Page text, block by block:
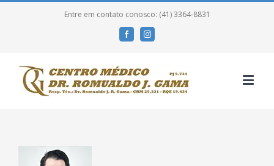
Entre em contato conosco: (41) 3364-8831
FacebookInstagram